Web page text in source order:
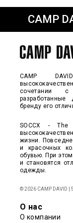
CAMP
CAMP
сочетании с
бренду его
SOCCX - The
жизни.
и красочных
обувью. При этом
и становятся
одежды.
© 2026 CAMP DAVID |
О нас
О компании